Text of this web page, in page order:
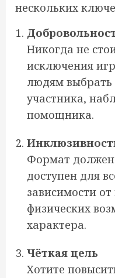
нескольких
Никогда не
исключения
людям выбрать
участника,
помощника.
Формат должен
доступен для
зависимости от
физических
характера.
Чёткая цель
Хотите